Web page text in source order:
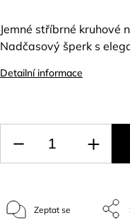
Jemné stříbrné kruhové
Nadčasový šperk s
Detailní informace
Zeptat se